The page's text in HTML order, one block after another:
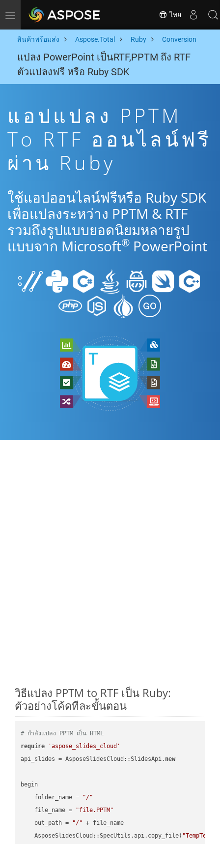
Toggle navigation ไทย
สินค้าพร้อมส่ง Aspose.Total Ruby Conversion
แปลง PowerPoint เป็นRTF,PPTM ถึง RTF
ตัวแปลงฟรี หรือ Ruby SDK
แอปแปลง PPTM
To RTF ออนไลน์ฟรี
ผ่าน Ruby
ใช้แอปออนไลน์ฟรีหรือ Ruby SDK
เพื่อแปลงระหว่าง PPTM & RTF
รวมถึงรูปแบบยอดนิยมหลายรูป
แบบจาก Microsoft® PowerPoint
วิธีแปลง PPTM to RTF เป็น Ruby:
ตัวอย่างโค้ดทีละขั้นตอน
# กำลังแปลง PPTM เป็น HTML
require
'aspose_slides_cloud'
api_slides = AsposeSlidesCloud::SlidesApi. new
begin
    folder_name =
"/"
    file_name =
"file.PPTM"
    out_path =
"/" + file_name
    AsposeSlidesCloud::SpecUtils.api.copy_file(